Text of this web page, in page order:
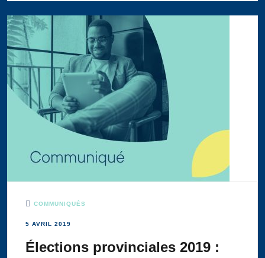
COMMUNIQUÉS
5 AVRIL 2019
Élections provinciales 2019 :